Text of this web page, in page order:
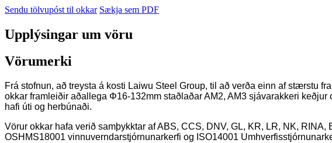
Sendu tölvupóst til okkar Sækja sem PDF
Upplýsingar um vöru
Vörumerki
Frá stofnun, að treysta á kosti Laiwu Steel Group, til að verða einn af stærstu
okkar framleiðir aðallega Φ16-132mm staðlaðar AM2, AM3 sjávarakkeri
hafi úti og herbúnaði.
Vörur okkar hafa verið samþykktar af ABS, CCS, DNV, GL, KR, LR, NK,
OSHMS18001 vinnuverndarstjórnunarkerfi og ISO14001